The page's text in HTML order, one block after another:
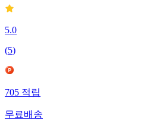
5.0
(5)
705적립
무료배송